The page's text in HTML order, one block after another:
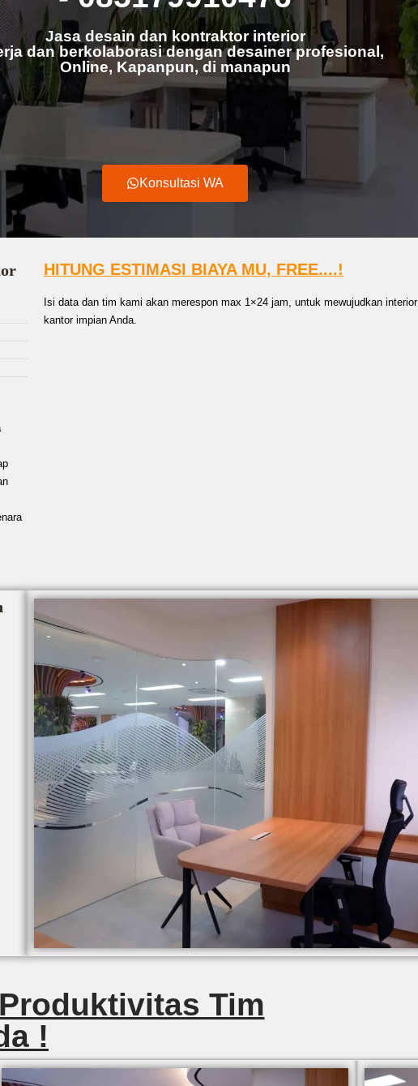
Jasa desain dan kontraktor interior
dan berkolaborasi dengan desainer profesional,
Online, Kapanpun, di manapun
Konsultasi WA
HITUNG ESTIMASI BIAYA MU, FREE....!
Isi data dan tim kami akan merespon max 1×24 jam, untuk mewujudkan interior
kantor impian Anda.
Tim
!